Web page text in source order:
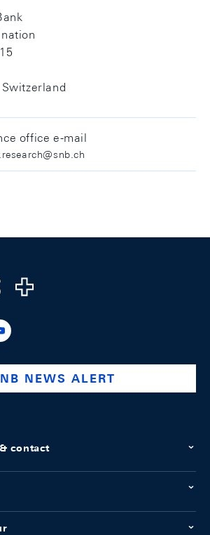
office e-mail
ch.linkedin.com/company/swiss-
https://www.youtube.com/
NEWS ALERT
contact